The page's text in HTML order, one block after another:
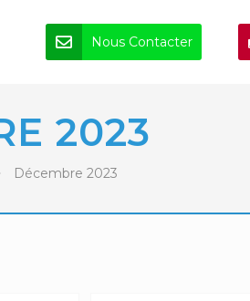
Nous Contacter
2023
Décembre 2023